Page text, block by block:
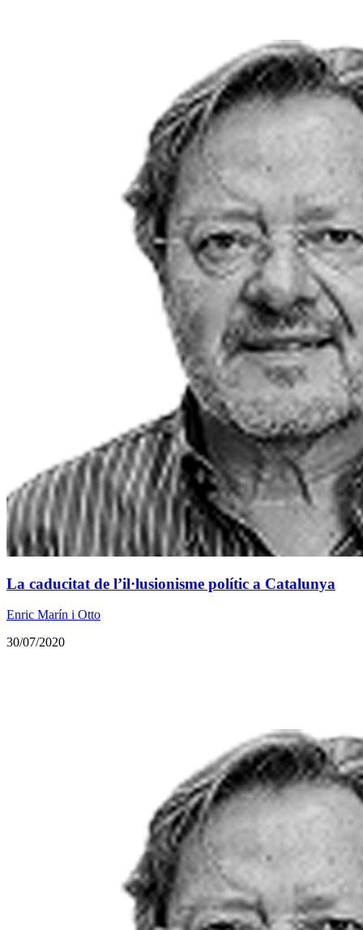
La caducitat de l’il·lusionisme polític a Catalunya
Enric Marín i Otto
30/07/2020